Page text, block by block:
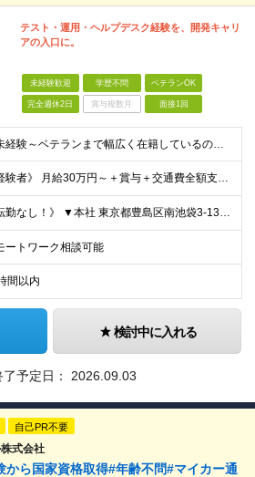
テスト・運用・ヘルプデスク経験を、開発キャリ
アの入口に。
未経験歓迎 学歴不問 ベテランOK
完全週休2日 賞与複数月 面接1回
◎未経験～ベテランまで幅広く在籍しているので大丈夫！◎ ＼こんなアナタにピッタリです♪／ ◆IT業界で手に職を付けて活躍したい方 ◆サポート体制が整っている会社で働きたい方 ◆フラットな社風の会社で
《経験者》 月給30万円～＋賞与＋交通費全額支給 《未経験者》 月給23万円～＋賞与＋交通費全額支給 ※上記月給には固定残業代（20時間分／《経験者》40,600円～《未経験者》31,100円～）
《転勤なし！》 ▼本社 東京都豊島区南池袋3-13-8 ホウエイビル9F ▼開発拠点 東京都豊島区南池袋3-13-5 KJ南池袋ビル4階 【東京本社or首都圏の各プロジェクト先】 ▼各プロジェクト
ートワーク相談可能
間以内
検討中に入れる
予定日： 2026.09.03
自己PR不要
式会社
から国家資格取得#年齢不問#マイカー通